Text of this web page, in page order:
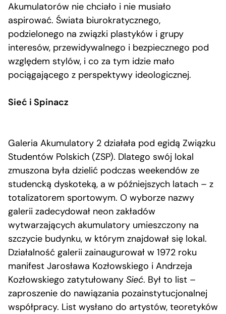
Akumulatorów nie chciało i nie musiało
aspirować. Świata biurokratycznego,
podzielonego na związki plastyków i grupy
interesów, przewidywalnego i bezpiecznego pod
względem stylów, i co za tym idzie mało
pociągającego z perspektywy ideologicznej.
Sieć i Spinacz
Galeria Akumulatory 2 działała pod egidą Związku
Studentów Polskich (ZSP). Dlatego swój lokal
zmuszona była dzielić podczas weekendów ze
studencką dyskoteką, a w późniejszych latach – z
totalizatorem sportowym. O wyborze nazwy
galerii zadecydował neon zakładów
wytwarzających akumulatory umieszczony na
szczycie budynku, w którym znajdował się lokal.
Działalność galerii zainaugurował w 1972 roku
manifest Jarosława Kozłowskiego i Andrzeja
Kozłowskiego zatytułowany Sieć. Był to list –
zaproszenie do nawiązania pozainstytucjonalnej
współpracy. List wysłano do artystów, teoretyków